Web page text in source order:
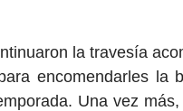
la travesía
encomendarles la
Una vez